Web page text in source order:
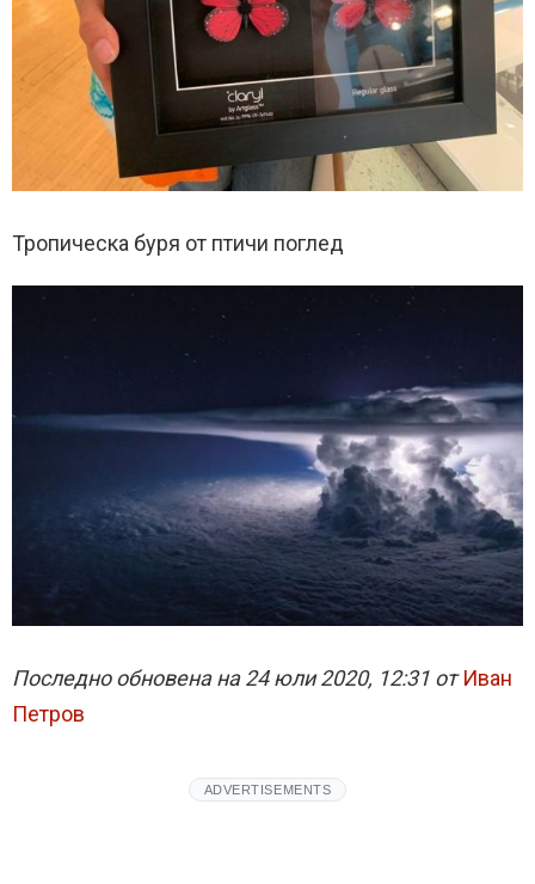
Тропическа буря от птичи поглед
Последно обновена на 24 юли 2020, 12:31 от Иван
Петров
ADVERTISEMENTS